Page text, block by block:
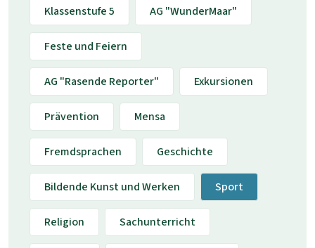
Klassenstufe 5 AG "WunderMaar"
Feste und Feiern
AG "Rasende Reporter" Exkursionen
Prävention Mensa
Fremdsprachen Geschichte
Bildende Kunst und Werken Sport
Religion Sachunterricht